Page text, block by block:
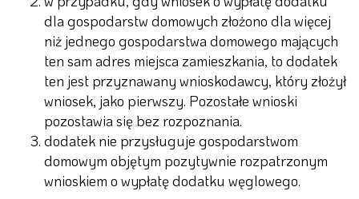
dla gospodarstw domowych złożono dla więcej
niż jednego gospodarstwa domowego mających
ten sam adres miejsca zamieszkania, to dodatek
ten jest przyznawany wnioskodawcy, który złożył
wniosek, jako pierwszy. Pozostałe wnioski
pozostawia się bez rozpoznania.
dodatek nie przysługuje gospodarstwom
domowym objętym pozytywnie rozpatrzonym
wnioskiem o wypłatę dodatku węglowego.